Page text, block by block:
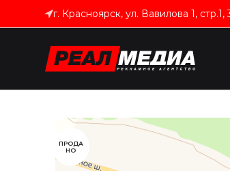
г. Красноярск, ул. Вавилова 1, стр.1,
ПРОДА
НО